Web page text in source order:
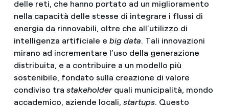
delle reti, che hanno portato ad un miglioramento
nella capacità delle stesse di integrare i flussi di
energia da rinnovabili, oltre che all’utilizzo di
intelligenza artificiale e big data. Tali innovazioni
mirano ad incrementare l’uso della generazione
distribuita, e a contribuire a un modello più
sostenibile, fondato sulla creazione di valore
condiviso tra stakeholderquali municipalità, mondo
accademico, aziende locali, startups. Questo